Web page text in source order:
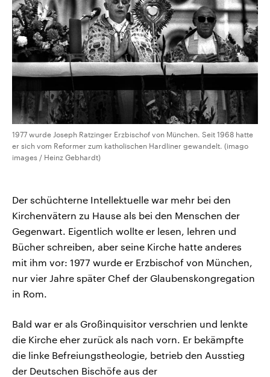
1977 wurde Joseph Ratzinger Erzbischof von München. Seit 1968 hatte
er sich vom Reformer zum katholischen Hardliner gewandelt. (imago
images / Heinz Gebhardt)
Der schüchterne Intellektuelle war mehr bei den
Kirchenvätern zu Hause als bei den Menschen der
Gegenwart. Eigentlich wollte er lesen, lehren und
Bücher schreiben, aber seine Kirche hatte anderes
mit ihm vor: 1977 wurde er Erzbischof von München,
nur vier Jahre später Chef der Glaubenskongregation
in Rom.
Bald war er als Großinquisitor verschrien und lenkte
die Kirche eher zurück als nach vorn. Er bekämpfte
die linke Befreiungstheologie, betrieb den Ausstieg
der Deutschen Bischöfe aus der